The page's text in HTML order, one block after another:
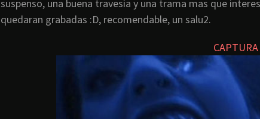
suspenso, una buena travesía y una trama mas que
quedaran grabadas :D, recomendable, un salu2.
CAPTURA